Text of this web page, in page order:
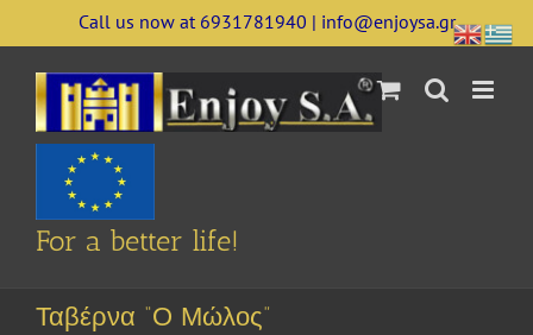
to
content
Call us now at 6931781940 | info@enjoysa.gr
For a better life!
Ταβέρνα “Ο Μώλος”